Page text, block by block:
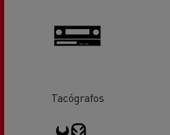
Tacógrafos